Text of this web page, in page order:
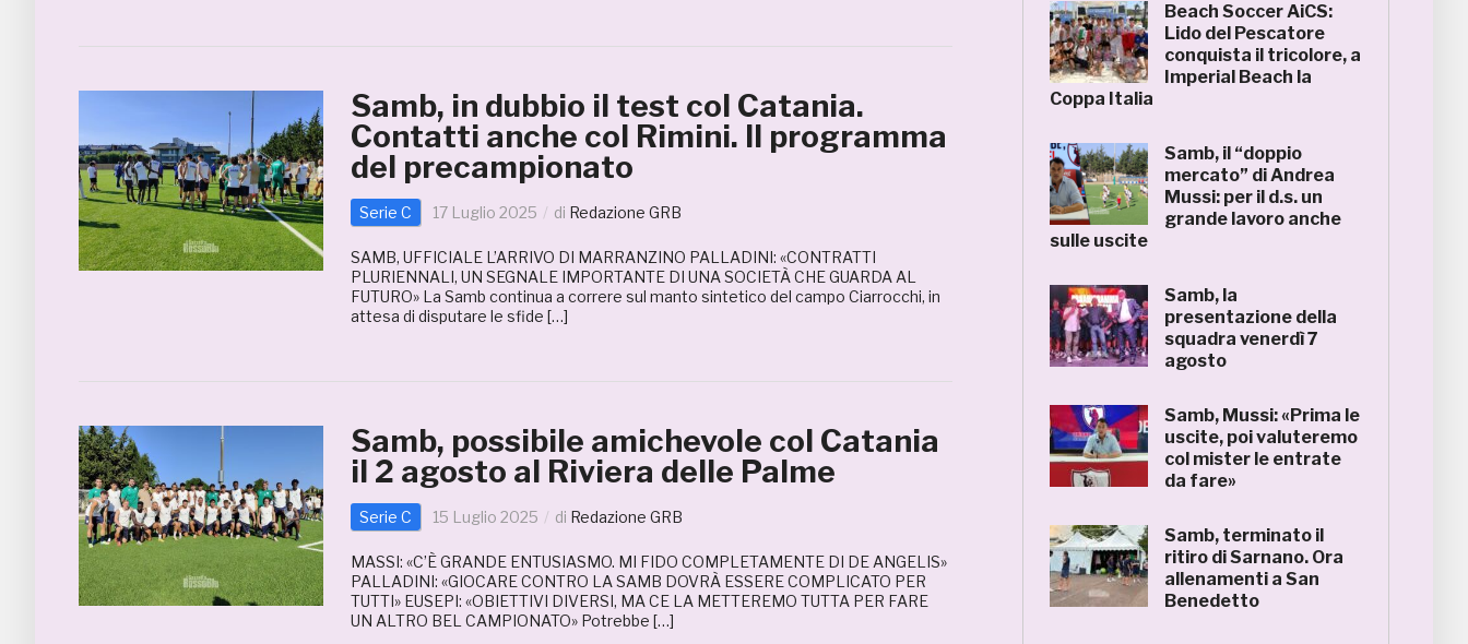
Samb, in dubbio il test col Catania.
Contatti anche col Rimini. Il programma
del precampionato
Serie C 17 Luglio 2025 di Redazione GRB
SAMB, UFFICIALE L’ARRIVO DI MARRANZINO PALLADINI: «CONTRATTI
PLURIENNALI, UN SEGNALE IMPORTANTE DI UNA SOCIETÀ CHE GUARDA AL
FUTURO» La Samb continua a correre sul manto sintetico del campo Ciarrocchi, in
attesa di disputare le sfide […]
Samb, possibile amichevole col Catania
il 2 agosto al Riviera delle Palme
Serie C 15 Luglio 2025 di Redazione GRB
MASSI: «C’È GRANDE ENTUSIASMO. MI FIDO COMPLETAMENTE DI DE ANGELIS»
PALLADINI: «GIOCARE CONTRO LA SAMB DOVRÀ ESSERE COMPLICATO PER
TUTTI» EUSEPI: «OBIETTIVI DIVERSI, MA CE LA METTEREMO TUTTA PER FARE
UN ALTRO BEL CAMPIONATO» Potrebbe […]
Beach Soccer AiCS:
Lido del Pescatore
conquista il tricolore, a
Imperial Beach la
Coppa Italia
Samb, il “doppio
mercato” di Andrea
Mussi: per il d.s. un
grande lavoro anche
sulle uscite
Samb, la
presentazione della
squadra venerdì 7
agosto
Samb, Mussi: «Prima le
uscite, poi valuteremo
col mister le entrate
da fare»
Samb, terminato il
ritiro di Sarnano. Ora
allenamenti a San
Benedetto